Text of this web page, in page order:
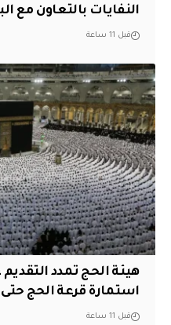
النفايات بالتعاون مع
قبل 11 ساعة
هيئة الحج تمدد
استمارة قرعة الحج حتى
قبل 11 ساعة